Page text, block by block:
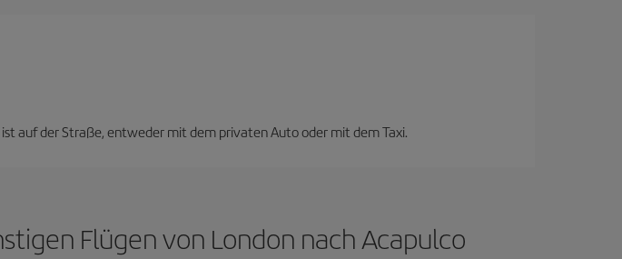
auf der Straße, entweder mit dem privaten Auto oder mit dem Taxi.
Flügen von London nach Acapulco